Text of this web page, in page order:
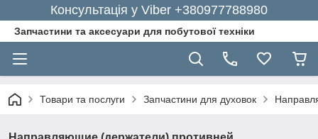
Консультація у Viber +380977788980
Запчастини та аксесуари для побутової техніки
Товари та послуги Запчастини для духовок